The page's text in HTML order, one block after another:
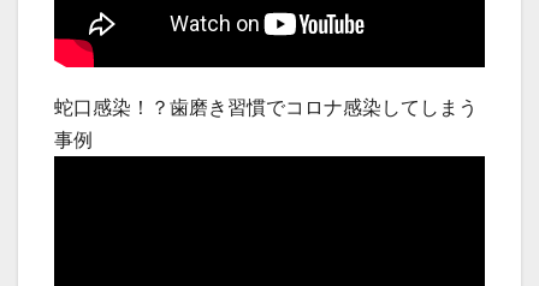
蛇口感染！？歯磨き習慣でコロナ感染してしまう
事例